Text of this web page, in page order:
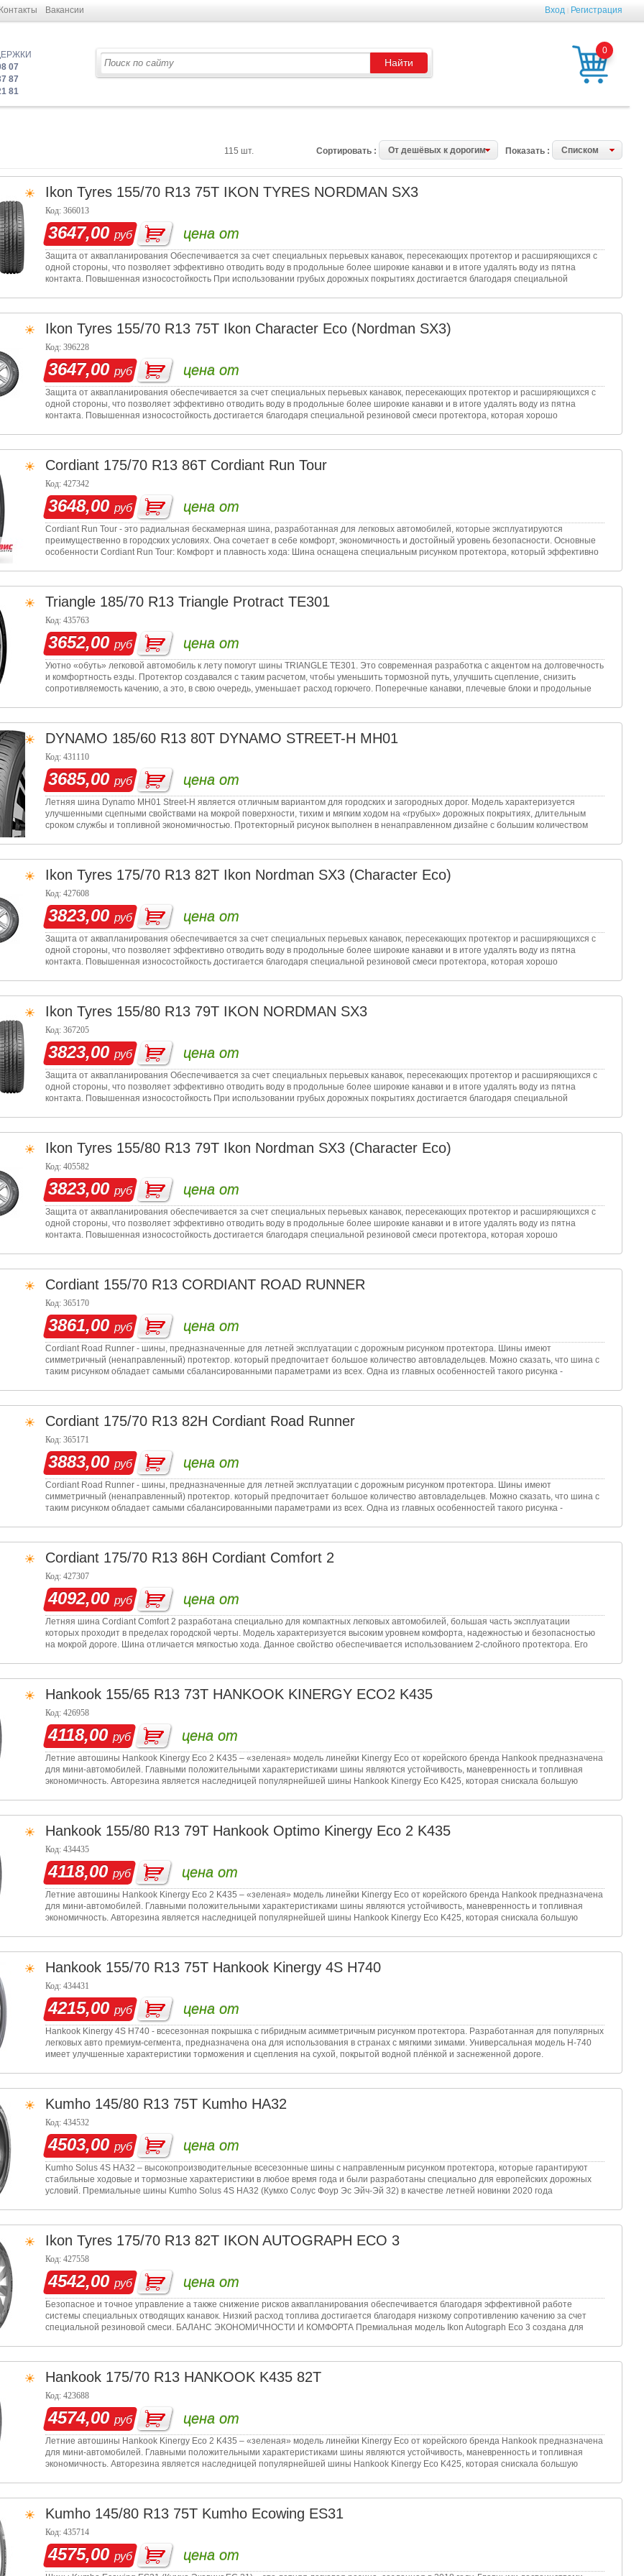
Вакансии Вход Регистрация
07
87
81
0
115 шт. Показать : Списком
Сортировать : От дешёвых к дорогим
Ikon Tyres 155/70 R13 75T IKON TYRES NORDMAN SX3
Код: 366013
3647,00руб цена от
Защита от аквапланирования Обеспечивается за счет специальных перьевых канавок, пересекающих протектор и расширяющихся с
одной стороны, что позволяет эффективно отводить воду в продольные более широкие канавки и в итоге удалять воду из пятна
контакта. Повышенная износостойкость При использовании грубых дорожных покрытиях достигается благодаря специальной
Ikon Tyres 155/70 R13 75T Ikon Character Eco (Nordman SX3)
Код: 396228
3647,00руб цена от
Защита от аквапланирования обеспечивается за счет специальных перьевых канавок, пересекающих протектор и расширяющихся с
одной стороны, что позволяет эффективно отводить воду в продольные более широкие канавки и в итоге удалять воду из пятна
контакта. Повышенная износостойкость достигается благодаря специальной резиновой смеси протектора, которая хорошо
Cordiant 175/70 R13 86T Cordiant Run Tour
Код: 427342
3648,00руб цена от
Cordiant Run Tour - это радиальная бескамерная шина, разработанная для легковых автомобилей, которые эксплуатируются
преимущественно в городских условиях. Она сочетает в себе комфорт, экономичность и достойный уровень безопасности. Основные
особенности Cordiant Run Tour: Комфорт и плавность хода: Шина оснащена специальным рисунком протектора, который эффективно
Triangle 185/70 R13 Triangle Protract TE301
Код: 435763
3652,00руб цена от
Уютно «обуть» легковой автомобиль к лету помогут шины TRIANGLE TE301. Это современная разработка с акцентом на долговечность
и комфортность езды. Протектор создавался с таким расчетом, чтобы уменьшить тормозной путь, улучшить сцепление, снизить
сопротивляемость качению, а это, в свою очередь, уменьшает расход горючего. Поперечные канавки, плечевые блоки и продольные
DYNAMO 185/60 R13 80T DYNAMO STREET-H MH01
Код: 431110
3685,00руб цена от
Летняя шина Dynamo MH01 Street-H является отличным вариантом для городских и загородных дорог. Модель характеризуется
улучшенными сцепными свойствами на мокрой поверхности, тихим и мягким ходом на «грубых» дорожных покрытиях, длительным
сроком службы и топливной экономичностью. Протекторный рисунок выполнен в ненаправленном дизайне с большим количеством
Ikon Tyres 175/70 R13 82T Ikon Nordman SX3 (Character Eco)
Код: 427608
3823,00руб цена от
Защита от аквапланирования обеспечивается за счет специальных перьевых канавок, пересекающих протектор и расширяющихся с
одной стороны, что позволяет эффективно отводить воду в продольные более широкие канавки и в итоге удалять воду из пятна
контакта. Повышенная износостойкость достигается благодаря специальной резиновой смеси протектора, которая хорошо
Ikon Tyres 155/80 R13 79T IKON NORDMAN SX3
Код: 367205
3823,00руб цена от
Защита от аквапланирования Обеспечивается за счет специальных перьевых канавок, пересекающих протектор и расширяющихся с
одной стороны, что позволяет эффективно отводить воду в продольные более широкие канавки и в итоге удалять воду из пятна
контакта. Повышенная износостойкость При использовании грубых дорожных покрытиях достигается благодаря специальной
Ikon Tyres 155/80 R13 79T Ikon Nordman SX3 (Character Eco)
Код: 405582
3823,00руб цена от
Защита от аквапланирования обеспечивается за счет специальных перьевых канавок, пересекающих протектор и расширяющихся с
одной стороны, что позволяет эффективно отводить воду в продольные более широкие канавки и в итоге удалять воду из пятна
контакта. Повышенная износостойкость достигается благодаря специальной резиновой смеси протектора, которая хорошо
Cordiant 155/70 R13 CORDIANT ROAD RUNNER
Код: 365170
3861,00руб цена от
Cordiant Road Runner - шины, предназначенные для летней эксплуатации с дорожным рисунком протектора. Шины имеют
симметричный (ненаправленный) протектор. который предпочитает большое количество автовладельцев. Можно сказать, что шина с
таким рисунком обладает самыми сбалансированными параметрами из всех. Одна из главных особенностей такого рисунка -
Cordiant 175/70 R13 82H Cordiant Road Runner
Код: 365171
3883,00руб цена от
Cordiant Road Runner - шины, предназначенные для летней эксплуатации с дорожным рисунком протектора. Шины имеют
симметричный (ненаправленный) протектор. который предпочитает большое количество автовладельцев. Можно сказать, что шина с
таким рисунком обладает самыми сбалансированными параметрами из всех. Одна из главных особенностей такого рисунка -
Cordiant 175/70 R13 86H Cordiant Comfort 2
Код: 427307
4092,00руб цена от
Летняя шина Cordiant Comfort 2 разработана специально для компактных легковых автомобилей, большая часть эксплуатации
которых проходит в пределах городской черты. Модель характеризуется высоким уровнем комфорта, надежностью и безопасностью
на мокрой дороге. Шина отличается мягкостью хода. Данное свойство обеспечивается использованием 2-слойного протектора. Его
Hankook 155/65 R13 73T HANKOOK KINERGY ECO2 K435
Код: 426958
4118,00руб цена от
Летние автошины Hankook Kinergy Eco 2 K435 – «зеленая» модель линейки Kinergy Eco от корейского бренда Hankook предназначена
для мини-автомобилей. Главными положительными характеристиками шины являются устойчивость, маневренность и топливная
экономичность. Авторезина является наследницей популярнейшей шины Hankook Kinergy Eco K425, которая снискала большую
Hankook 155/80 R13 79T Hankook Optimo Kinergy Eco 2 K435
Код: 434435
4118,00руб цена от
Летние автошины Hankook Kinergy Eco 2 K435 – «зеленая» модель линейки Kinergy Eco от корейского бренда Hankook предназначена
для мини-автомобилей. Главными положительными характеристиками шины являются устойчивость, маневренность и топливная
экономичность. Авторезина является наследницей популярнейшей шины Hankook Kinergy Eco K425, которая снискала большую
Hankook 155/70 R13 75T Hankook Kinergy 4S H740
Код: 434431
4215,00руб цена от
Hankook Kinergy 4S H740 - всесезонная покрышка с гибридным асимметричным рисунком протектора. Разработанная для популярных
легковых авто премиум-сегмента, предназначена она для использования в странах с мягкими зимами. Универсальная модель H-740
имеет улучшенные характеристики торможения и сцепления на сухой, покрытой водной плёнкой и заснеженной дороге.
Kumho 145/80 R13 75T Kumho HA32
Код: 434532
4503,00руб цена от
Kumho Solus 4S HA32 – высокопроизводительные всесезонные шины с направленным рисунком протектора, которые гарантируют
стабильные ходовые и тормозные характеристики в любое время года и были разработаны специально для европейских дорожных
условий. Премиальные шины Kumho Solus 4S HA32 (Кумхо Солус Фоур Эс Эйч-Эй 32) в качестве летней новинки 2020 года
Ikon Tyres 175/70 R13 82T IKON AUTOGRAPH ECO 3
Код: 427558
4542,00руб цена от
Безопасное и точное управление а также снижение рисков аквапланирования обеспечивается благодаря эффективной работе
системы специальных отводящих канавок. Низкий расход топлива достигается благодаря низкому сопротивлению качению за счет
специальной резиновой смеси. БАЛАНС ЭКОНОМИЧНОСТИ И КОМФОРТА Премиальная модель Ikon Autograph Eco 3 создана для
Hankook 175/70 R13 HANKOOK K435 82T
Код: 423688
4574,00руб цена от
Летние автошины Hankook Kinergy Eco 2 K435 – «зеленая» модель линейки Kinergy Eco от корейского бренда Hankook предназначена
для мини-автомобилей. Главными положительными характеристиками шины являются устойчивость, маневренность и топливная
экономичность. Авторезина является наследницей популярнейшей шины Hankook Kinergy Eco K425, которая снискала большую
Kumho 145/80 R13 75T Kumho Ecowing ES31
Код: 435714
4575,00руб цена от